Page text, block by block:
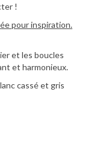
!
pour inspiration.
et les boucles
et harmonieux.
cassé et gris